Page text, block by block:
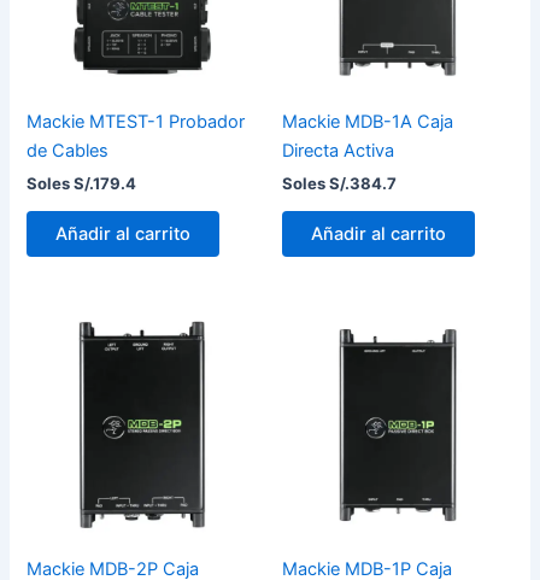
Mackie MTEST-1 Probador
de Cables
Soles S/.179.4
Añadir al carrito
Mackie MDB-1A Caja
Directa Activa
Soles S/.384.7
Añadir al carrito
Mackie MDB-2P Caja
Mackie MDB-1P Caja